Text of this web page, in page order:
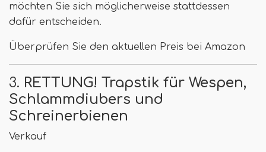
möchten Sie sich möglicherweise stattdessen
dafür entscheiden.
Überprüfen Sie den aktuellen Preis bei Amazon
3. RETTUNG! Trapstik für Wespen,
Schlammdiubers und
Schreinerbienen
Verkauf